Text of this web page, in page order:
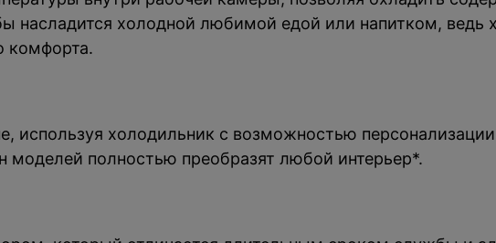
насладится холодной любимой едой или напитком, ведь
комфорта.
используя холодильник с возможностью
полностью преобразят любой интерьер*.